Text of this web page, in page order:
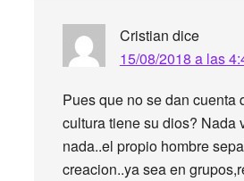
Cristian dice
15/08/2018 a las
Pues que no se dan cuenta
cultura tiene su dios? Nada
nada..el propio hombre
creacion..ya sea en